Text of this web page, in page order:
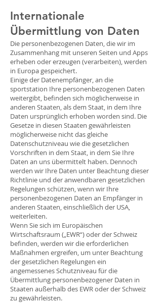
Internationale
Übermittlung von Daten
Die personenbezogenen Daten, die wir im
Zusammenhang mit unseren Seiten und Apps
erheben oder erzeugen (verarbeiten), werden
in Europa gespeichert.
Einige der Datenempfänger, an die
sportstation Ihre personenbezogenen Daten
weitergibt, befinden sich möglicherweise in
anderen Staaten, als dem Staat, in dem Ihre
Daten ursprünglich erhoben worden sind. Die
Gesetze in diesen Staaten gewährleisten
möglicherweise nicht das gleiche
Datenschutzniveau wie die gesetzlichen
Vorschriften in dem Staat, in dem Sie Ihre
Daten an uns übermittelt haben. Dennoch
werden wir Ihre Daten unter Beachtung dieser
Richtlinie und der anwendbaren gesetzlichen
Regelungen schützen, wenn wir Ihre
personenbezogenen Daten an Empfänger in
anderen Staaten, einschließlich der USA,
weiterleiten.
Wenn Sie sich im Europäischen
Wirtschaftsraum („EWR“) oder der Schweiz
befinden, werden wir die erforderlichen
Maßnahmen ergreifen, um unter Beachtung
der gesetzlichen Regelungen ein
angemessenes Schutzniveau für die
Übermittlung personenbezogener Daten in
Staaten außerhalb des EWR oder der Schweiz
zu gewährleisten.